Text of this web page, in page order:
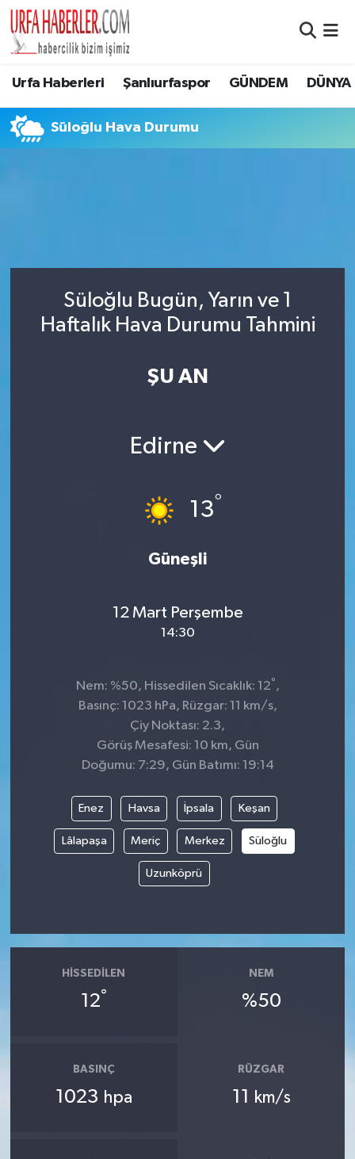
Urfa Haberleri Şanlıurfaspor GÜNDEM DÜNYA
Süloğlu Hava Durumu
Süloğlu Bugün, Yarın ve 1
Haftalık Hava Durumu Tahmini
ŞU AN
Edirne
13°
Güneşli
12 Mart Perşembe
14:30
Nem: %50, Hissedilen Sıcaklık: 12°,
Basınç: 1023 hPa, Rüzgar: 11 km/s,
Çiy Noktası: 2.3,
Görüş Mesafesi: 10 km, Gün
Doğumu: 7:29, Gün Batımı: 19:14
Enez Havsa İpsala Keşan
Lâlapaşa Meriç Merkez Süloğlu
Uzunköprü
HISSEDILEN
12°
NEM
%50
BASINÇ
1023 hpa
RÜZGAR
11 km/s
Şanlıurfa Nöbetçi Eczaneler
Son Dakika Haberleri